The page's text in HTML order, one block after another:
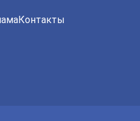
Контакты